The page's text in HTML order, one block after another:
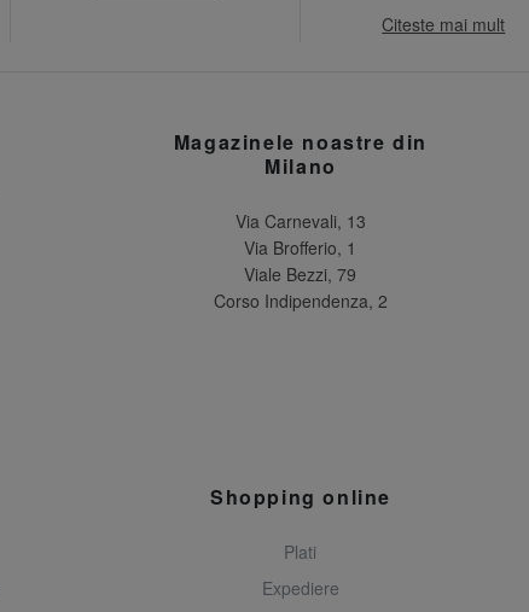
Citeste mai mult
Magazinele noastre din
Milano
Via Carnevali, 13
Via Brofferio, 1
Viale Bezzi, 79
Corso Indipendenza, 2
Shopping online
Plati
Expediere